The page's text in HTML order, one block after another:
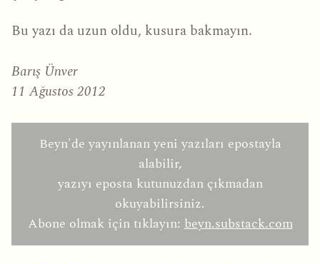
Bu yazı da uzun oldu, kusura bakmayın.
Barış Ünver
11 Ağustos 2012
Beyn'de yayınlanan yeni yazıları epostayla
alabilir,
yazıyı eposta kutunuzdan çıkmadan
okuyabilirsiniz.
Abone olmak için tıklayın:beyn.substack.com